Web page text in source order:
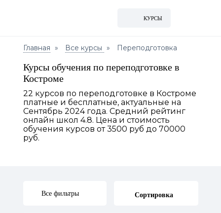
КУРСЫ
Главная Все курсы Переподготовка
Курсы обучения по переподготовке в
Костроме
22 курсов по переподготовке в Костроме
платные и бесплатные, актуальные на
Сентябрь 2024 года. Средний рейтинг
онлайн школ 4.8. Цена и стоимость
обучения курсов от 3500 руб до 70000
руб.
Все фильтры Сортировка